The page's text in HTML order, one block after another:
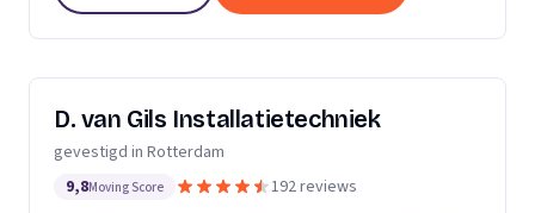
D. van Gils Installatietechniek
gevestigd in Rotterdam
9,8Moving Score 192 reviews